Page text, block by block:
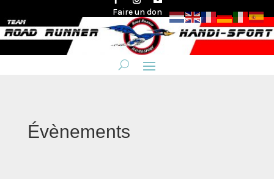
Faire un don
Évènements